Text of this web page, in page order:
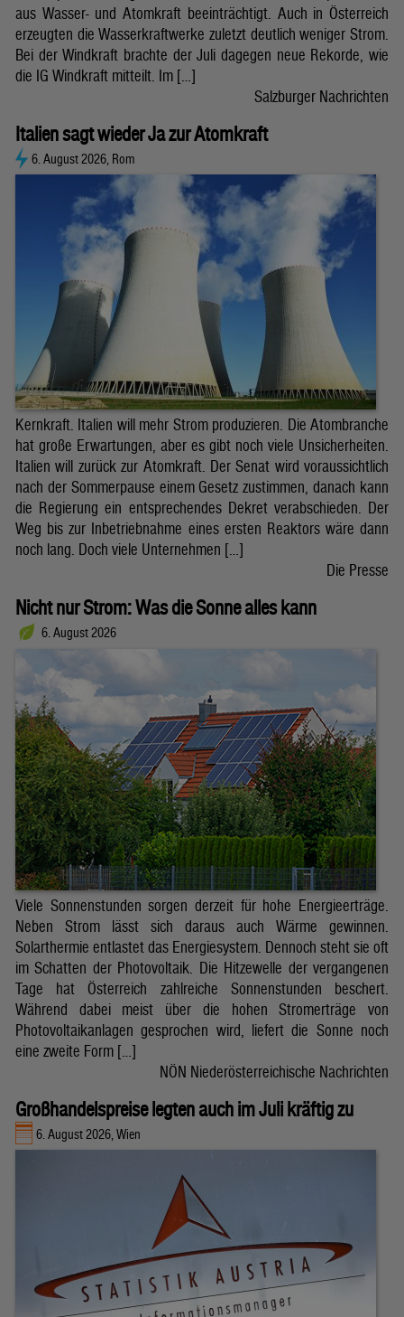
aus Wasser- und Atomkraft beeinträchtigt. Auch in Österreich
erzeugten die Wasserkraftwerke zuletzt deutlich weniger Strom.
Bei der Windkraft brachte der Juli dagegen neue Rekorde, wie
die IG Windkraft mitteilt. Im […]
Salzburger Nachrichten
Italien sagt wieder Ja zur Atomkraft
6. August 2026, Rom
Kernkraft. Italien will mehr Strom produzieren. Die Atombranche
hat große Erwartungen, aber es gibt noch viele Unsicherheiten.
Italien will zurück zur Atomkraft. Der Senat wird voraussichtlich
nach der Sommerpause einem Gesetz zustimmen, danach kann
die Regierung ein entsprechendes Dekret verabschieden. Der
Weg bis zur Inbetriebnahme eines ersten Reaktors wäre dann
noch lang. Doch viele Unternehmen […]
Die Presse
Nicht nur Strom: Was die Sonne alles kann
6. August 2026
Viele Sonnenstunden sorgen derzeit für hohe Energieerträge.
Neben Strom lässt sich daraus auch Wärme gewinnen.
Solarthermie entlastet das Energiesystem. Dennoch steht sie oft
im Schatten der Photovoltaik. Die Hitzewelle der vergangenen
Tage hat Österreich zahlreiche Sonnenstunden beschert.
Während dabei meist über die hohen Stromerträge von
Photovoltaikanlagen gesprochen wird, liefert die Sonne noch
eine zweite Form […]
NÖN Niederösterreichische Nachrichten
Großhandelspreise legten auch im Juli kräftig zu
6. August 2026, Wien